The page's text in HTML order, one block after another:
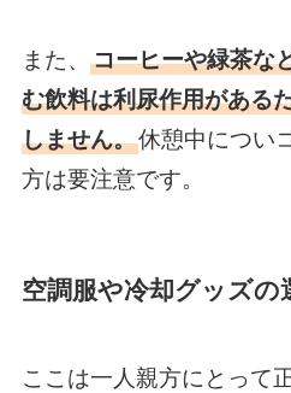
また、 コーヒーや緑茶な
む飲料は利尿作用がある
しません。休憩中につい
方は要注意です。
空調服や冷却グッズの
ここは一人親方にとって